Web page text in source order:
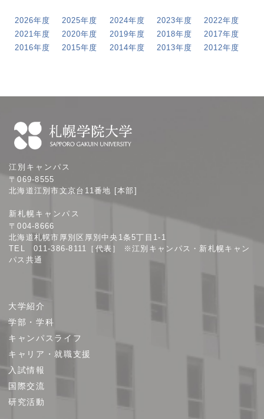
2026年度 2025年度 2024年度 2023年度
2022年度
2021年度
2020年度 2019年度 2018年度
2017年度
2016年度
2015年度 2014年度 2013年度 2012年度
幌
学
大
学
江別キャンパス
〒069-8555
北海道江別市文京台11番地 [本部]
新札幌キャンパス
〒004-8666
北海道札幌市厚別区厚別中央1条5丁目1-1
TEL 011-386-8111［代表］ ※江別キャンパス・新札幌キャン
パス共通
ト
プ
大学紹介
学部・学科
キャンパスライフ
キャリア・就職支援
入試情報
国際交流
研究活動